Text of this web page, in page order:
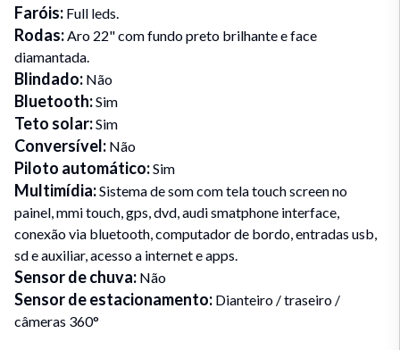
Faróis: Full leds.
Rodas:Aro 22" com fundo preto brilhante e face
diamantada.
Blindado: Não
Bluetooth:Sim
Teto solar:Sim
Conversível: Não
Piloto automático:Sim
Multimídia:Sistema de som com tela touch screen no
painel, mmi touch, gps, dvd, audi smatphone interface,
conexão via bluetooth, computador de bordo, entradas usb,
sd e auxiliar, acesso a internet e apps.
Sensor de chuva: Não
Sensor de estacionamento: Dianteiro / traseiro /
câmeras 360°